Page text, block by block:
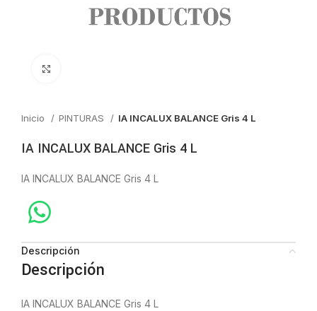
Inicio PINTURAS IA INCALUX BALANCE Gris 4 L
IA INCALUX BALANCE Gris 4 L
IA INCALUX BALANCE Gris 4 L
Descripción
Descripción
IA INCALUX BALANCE Gris 4 L